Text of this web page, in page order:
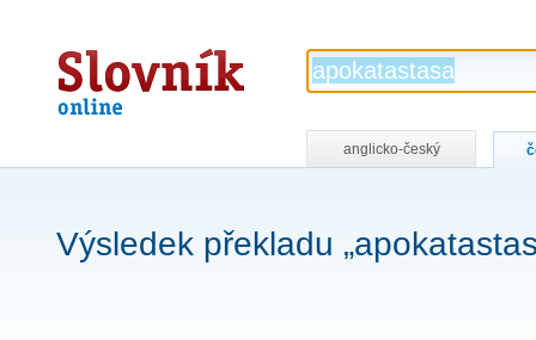
Slovník
online
anglicko-český
Výsledek překladu